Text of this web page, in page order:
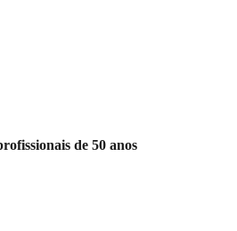
de 50 anos